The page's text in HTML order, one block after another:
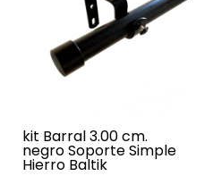
kit Barral 3.00 cm.
negro Soporte Simple
Hierro Baltik